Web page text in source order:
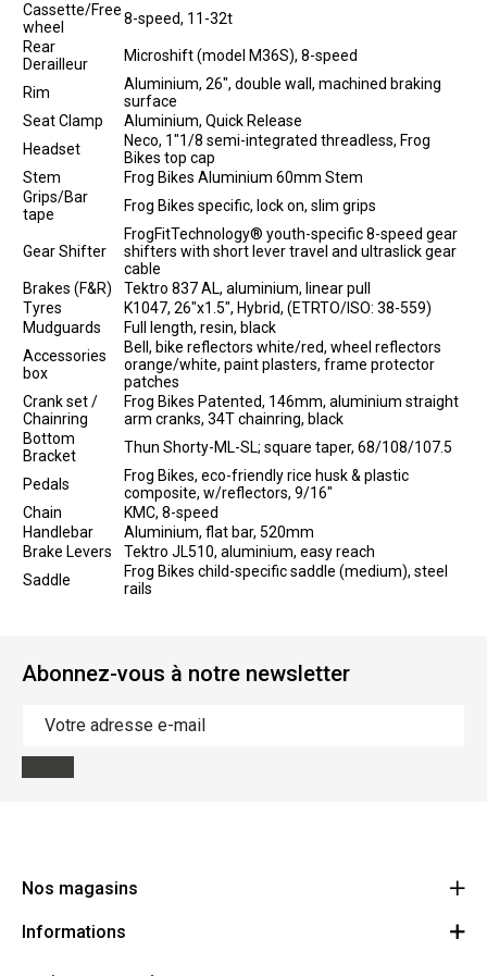
Cassette/Free
wheel
8-speed, 11-32t
Rear
Derailleur
Microshift (model M36S), 8-speed
Rim
Aluminium, 26", double wall, machined braking
surface
Seat Clamp
Aluminium, Quick Release
Headset
Neco, 1"1/8 semi-integrated threadless, Frog
Bikes top cap
Stem
Frog Bikes Aluminium 60mm Stem
Grips/Bar
tape
Frog Bikes specific, lock on, slim grips
Gear Shifter
FrogFitTechnology® youth-specific 8-speed gear
shifters with short lever travel and ultraslick gear
cable
Brakes (F&R)
Tektro 837 AL, aluminium, linear pull
Tyres
K1047, 26"x1.5", Hybrid, (ETRTO/ISO: 38-559)
Mudguards
Full length, resin, black
Accessories
box
Bell, bike reflectors white/red, wheel reflectors
orange/white, paint plasters, frame protector
patches
Crank set /
Chainring
Frog Bikes Patented, 146mm, aluminium straight
arm cranks, 34T chainring, black
Bottom
Bracket
Thun Shorty-ML-SL; square taper, 68/108/107.5
Pedals
Frog Bikes, eco-friendly rice husk & plastic
composite, w/reflectors, 9/16"
Chain
KMC, 8-speed
Handlebar
Aluminium, flat bar, 520mm
Brake Levers
Tektro JL510, aluminium, easy reach
Saddle
Frog Bikes child-specific saddle (medium), steel
rails
Abonnez-vous à notre newsletter
Nos magasins
Cycles Arnold Kontz Gare / Bonnevoie
Informations